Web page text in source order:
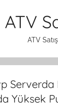
ATV
ATV Satış
Serverda
Yüksek